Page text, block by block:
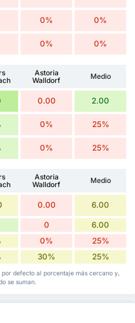
0% 0%
0% 0%
Astoria
Walldorf
Medio
0.00 2.00
0% 25%
0% 25%
Astoria
Walldorf
Medio
0.00 6.00
0 6.00
0% 25%
30% 25%
defecto al porcentaje más cercano y,
se suman.